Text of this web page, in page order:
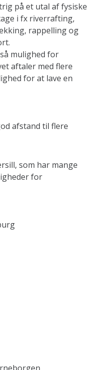
på et utal af fysiske
i fx riverrafting,
rappelling og
mulighed for
aftaler med flere
for at lave en
afstand til flere
som har mange
for